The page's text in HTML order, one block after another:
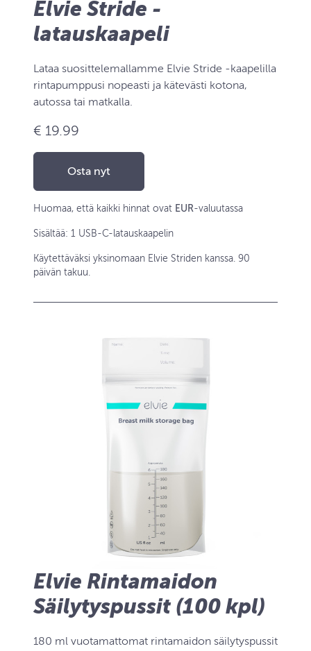
Elvie Stride -
latauskaapeli
Lataa suosittelemallamme Elvie Stride -kaapelilla
rintapumppusi nopeasti ja kätevästi kotona,
autossa tai matkalla.
€ 19.99
Osta nyt
Huomaa, että kaikki hinnat ovat EUR-valuutassa
Sisältää: 1 USB-C-latauskaapelin
Käytettäväksi yksinomaan Elvie Striden kanssa. 90
päivän takuu.
Elvie Rintamaidon
Säilytyspussit (100 kpl)
180 ml vuotamattomat rintamaidon säilytyspussit